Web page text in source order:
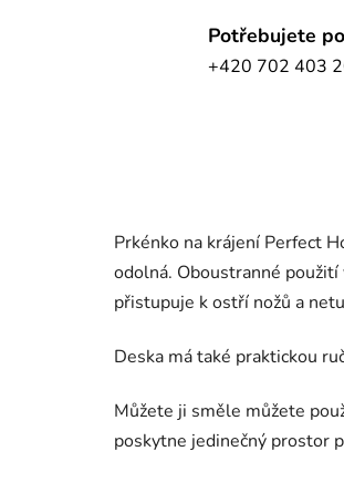
Potřebujete
+420 702 403
Prkénko na krájení Perfect
odolná. Oboustranné
přistupuje k ostří nožů a
Deska má také praktickou
Můžete ji směle můžete
poskytne jedinečný prostor